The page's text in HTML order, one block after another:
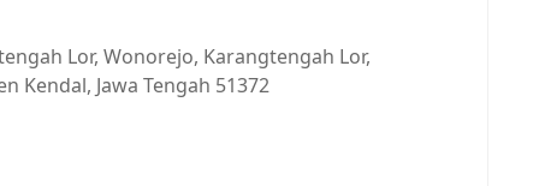
Lor, Wonorejo, Karangtengah Lor,
Kendal, Jawa Tengah 51372